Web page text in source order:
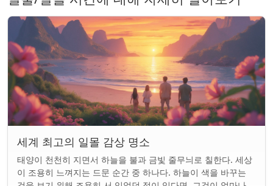
세계 최고의 일몰 감상 명소
태양이 천천히 지면서 하늘을 불과 금빛 줄무늬로 칠한다. 세상
이 조용히 느껴지는 드문 순간 중 하나다. 하늘이 색을 바꾸는